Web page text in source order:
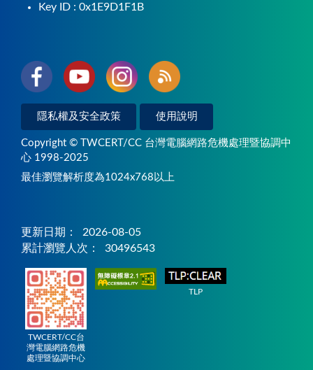
Key ID : 0x1E9D1F1B
隱私權及安全政策 使用說明
Copyright © TWCERT/CC 台灣電腦網路危機處理暨協調中
心 1998-2025
最佳瀏覽解析度為1024x768以上
更新日期：
2026-08-05
累計瀏覽人次：
30496543
TWCERT/CC台
灣電腦網路危機
處理暨協調中心
TLP